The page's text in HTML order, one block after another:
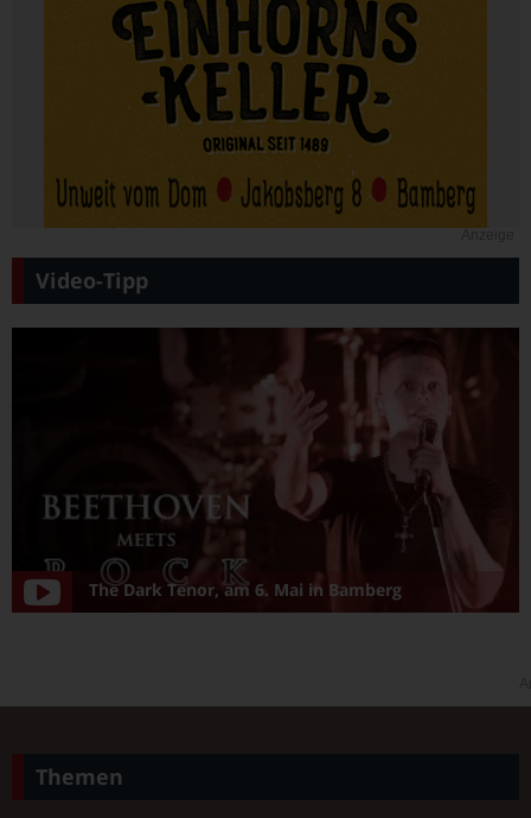
Video-Tipp
The Dark Tenor, am 6. Mai in Bamberg
Themen